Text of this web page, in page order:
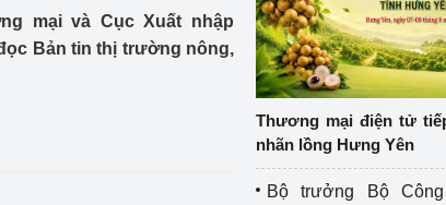
mại và Cục Xuất nhập
Bản tin thị trường nông,
Thương mại điện tử
nhãn lồng Hưng Yên
Bộ trưởng Bộ